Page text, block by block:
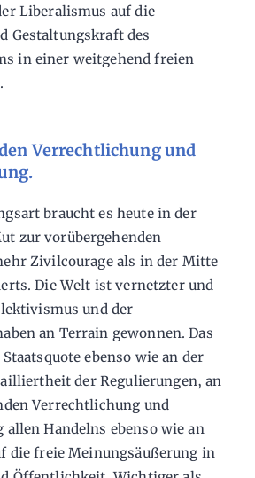
Liberalismus auf die
Gestaltungskraft des
in einer weitgehend freien
Verrechtlichung und
braucht es heute in der
zur vorübergehenden
Zivilcourage als in der Mitte
Die Welt ist vernetzter und
und der
an Terrain gewonnen. Das
ebenso wie an der
der Regulierungen, an
Verrechtlichung und
Handelns ebenso wie an
die freie Meinungsäußerung in